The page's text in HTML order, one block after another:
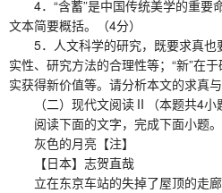
4．“含蓄”是中国传统美学的重要
文本简要概括。（4分）
5．人文科学的研究，既要求真也
实性、研究方法的合理性等；“新”在
实获得新价值等。请分析本文的求真与
（二）现代文阅读Ⅱ（本题共4小
阅读下面的文字，完成下面小题。
灰色的月亮【注】
【日本】志贺直哉
立在东京车站的失掉了屋顶的走廊